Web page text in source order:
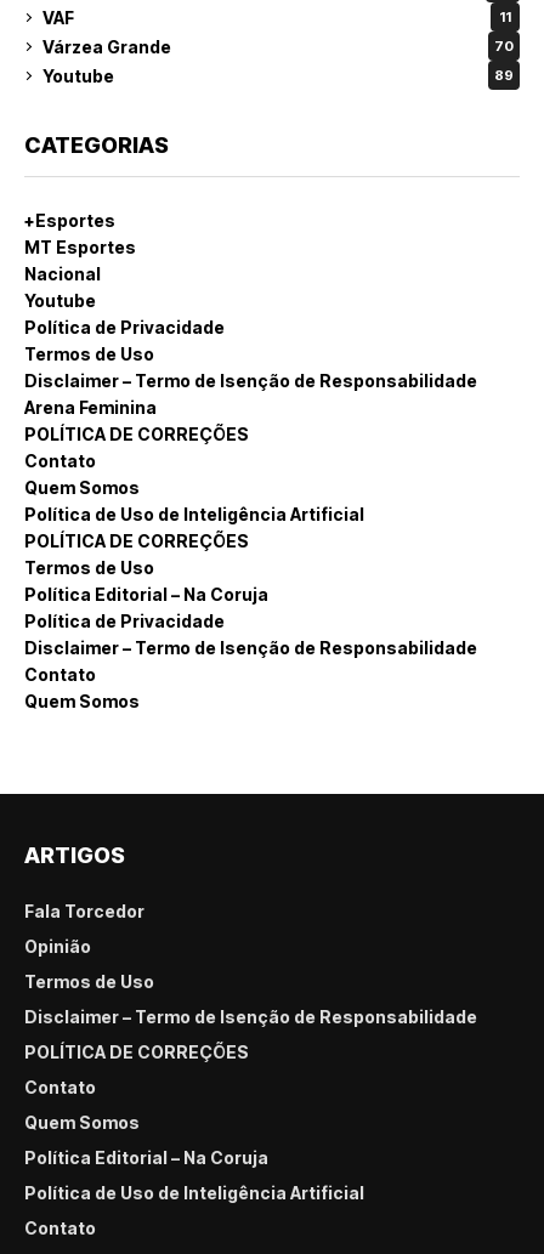
VAF 11
Várzea Grande 70
Youtube 89
CATEGORIAS
+Esportes
MT Esportes
Nacional
Youtube
Política de Privacidade
Termos de Uso
Disclaimer – Termo de Isenção de Responsabilidade
Arena Feminina
POLÍTICA DE CORREÇÕES
Contato
Quem Somos
Política de Uso de Inteligência Artificial
POLÍTICA DE CORREÇÕES
Termos de Uso
Política Editorial – Na Coruja
Política de Privacidade
Disclaimer – Termo de Isenção de Responsabilidade
Contato
Quem Somos
ARTIGOS
Fala Torcedor
Opinião
Termos de Uso
Disclaimer – Termo de Isenção de Responsabilidade
POLÍTICA DE CORREÇÕES
Contato
Quem Somos
Política Editorial – Na Coruja
Política de Uso de Inteligência Artificial
Contato